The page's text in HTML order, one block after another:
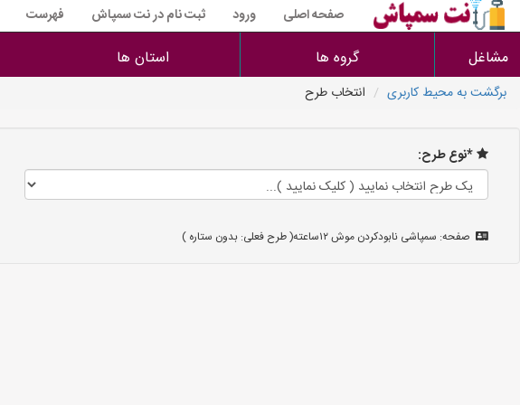
صفحه اصلی ورود ثبت نام در نت سمپاش فهرست
مشاغل گروه ها استان ها
برگشت به محیط کاربری انتخاب طرح
*نوع طرح:
صفحه: سمپاشی نابودکردن موش ۱۲ساعته( طرح فعلی: بدون ستاره )